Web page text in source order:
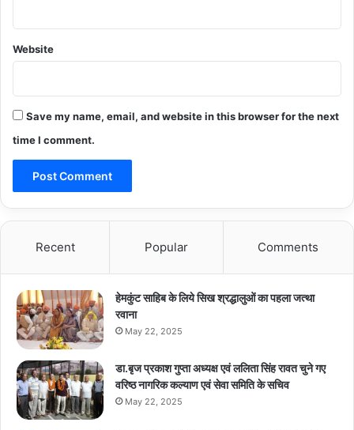
Website
Save my name, email, and website in this browser for the next
time I comment.
Recent Popular Comments
हेमकुंट साहिब के लिये सिख श्रद्धालुओं का पहला जत्था
रवाना
May 22, 2025
डा.बृज प्रकाश गुप्ता अध्यक्ष एवं ललिता सिंह रावत चुने गए
वरिष्ठ नागरिक कल्याण एवं सेवा समिति के सचिव
May 22, 2025